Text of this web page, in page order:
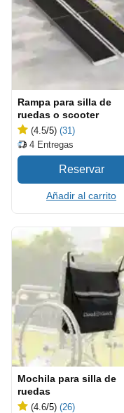
Rampa para silla de
ruedas o scooter
(4.5/5) (31)
4 Entregas
Añadir al carrito
Mochila para silla de
ruedas
(4.6/5) (26)